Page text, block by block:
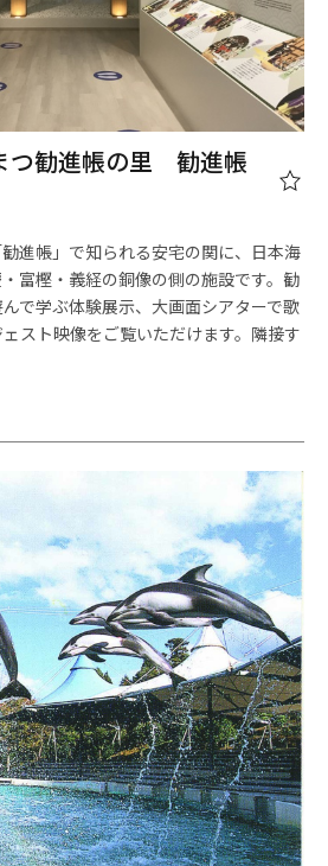
つ勧進帳の里 勧進帳
進帳」で知られる安宅の関に、日本海
富樫・義経の銅像の側の施設です。勧
で学ぶ体験展示、大画面シアターで歌
スト映像をご覧いただけます。隣接す